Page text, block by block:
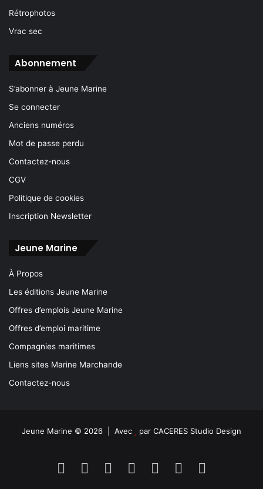
Rétrophotos
Vrac sec
Abonnement
S’abonner à Jeune Marine
Se connecter
Anciens numéros
Mot de passe perdu
Contactez-nous
CGV
Politique de cookies
Inscription Newsletter
Jeune Marine
À Propos
Les éditions Jeune Marine
Offres d’emplois Jeune Marine
Offres d’emploi maritime
Compagnies maritimes
Liens sites Marine Marchande
Contactez-nous
Jeune Marine © 2026 | Avec par CACERES Studio Design
FacebookLinkedinYouTubeInstagram
Spotify